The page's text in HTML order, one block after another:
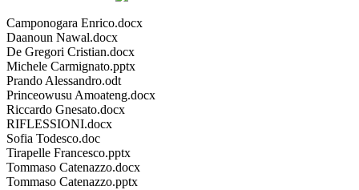
Camponogara Enrico.docx
Daanoun Nawal.docx
De Gregori Cristian.docx
Michele Carmignato.pptx
Prando Alessandro.odt
Princeowusu Amoateng.docx
Riccardo Gnesato.docx
RIFLESSIONI.docx
Sofia Todesco.doc
Tirapelle Francesco.pptx
Tommaso Catenazzo.docx
Tommaso Catenazzo.pptx